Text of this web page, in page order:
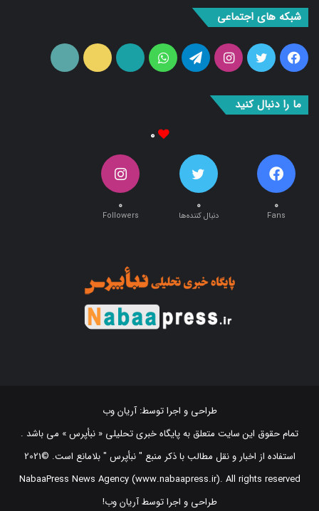
فیس
بوک
توییتراینستاگرامتلگرامواتس
آپ
آپارات ایتا
تمام حقوق این سایت متعلق به پایگاه خبری تحلیلی « نبأپرس » می باشد .
استفاده از اخبار و نقل مطالب با ذکر منبع "‌ نبأپرس " بلامانع است. ©2021
NabaaPress News Agency (www.nabaapress.ir). All rights reserved
طراحی و اجرا توسط آریان وب!